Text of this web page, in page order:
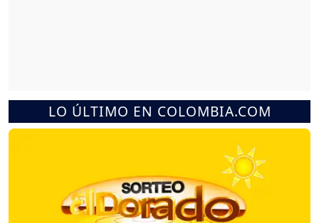
LO ÚLTIMO EN COLOMBIA.COM